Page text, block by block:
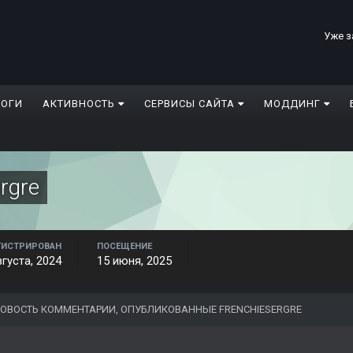
Уже
АКТИВНОСТЬ СЕРВИСЫ САЙТА МОДДИНГ
2024
ПОСЕЩЕНИЕ
15 июня, 2025
КОММЕНТАРИИ, ОПУБЛИКОВАННЫЕ FRENCHIESERGRE